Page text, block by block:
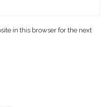
in this browser for the next